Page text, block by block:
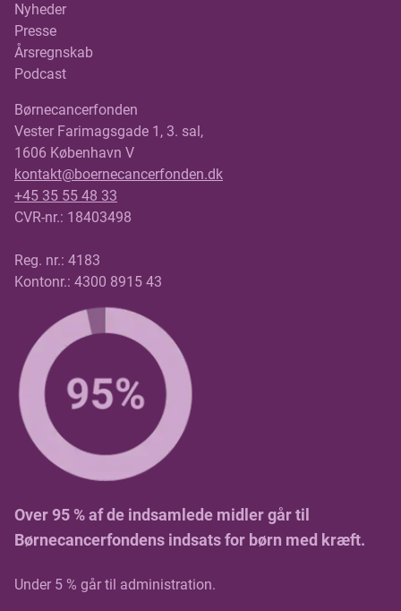
Nyheder
Presse
Årsregnskab
Podcast
Børnecancerfonden
Vester Farimagsgade 1, 3. sal,
1606 København V
kontakt@boernecancerfonden.dk
+45 35 55 48 33
CVR-nr.: 18403498
Reg. nr.: 4183
Kontonr.: 4300 8915 43
Over 95 % af de indsamlede midler går til
Børnecancerfondens indsats for børn med kræft.
Under 5 % går til administration.